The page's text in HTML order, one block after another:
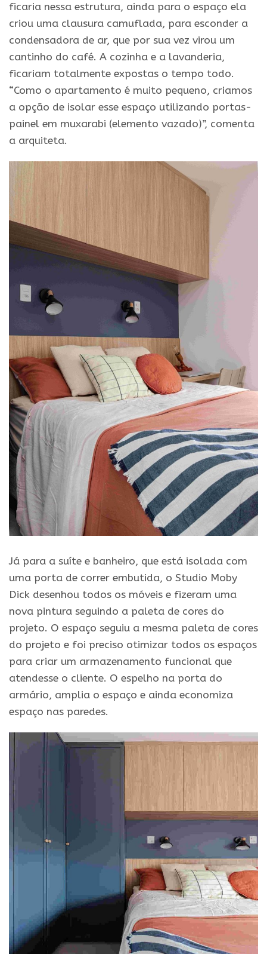
ficaria nessa estrutura, ainda para o espaço ela
criou uma clausura camuflada, para esconder a
condensadora de ar, que por sua vez virou um
cantinho do café. A cozinha e a lavanderia,
ficariam totalmente expostas o tempo todo.
“Como o apartamento é muito pequeno, criamos
a opção de isolar esse espaço utilizando portas-
painel em muxarabi (elemento vazado)”, comenta
a arquiteta.
Já para a suíte e banheiro, que está isolada com
uma porta de correr embutida, o Studio Moby
Dick desenhou todos os móveis e fizeram uma
nova pintura seguindo a paleta de cores do
projeto. O espaço seguiu a mesma paleta de cores
do projeto e foi preciso otimizar todos os espaços
para criar um armazenamento funcional que
atendesse o cliente. O espelho na porta do
armário, amplia o espaço e ainda economiza
espaço nas paredes.